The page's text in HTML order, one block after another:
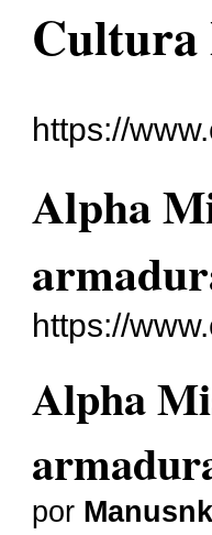
Cultura
https://
Alpha
https://
Alpha
por Manusnk